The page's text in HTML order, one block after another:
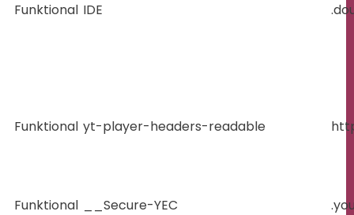
Funktional IDE
Funktional yt-player-headers-readable
Funktional __Secure-YEC